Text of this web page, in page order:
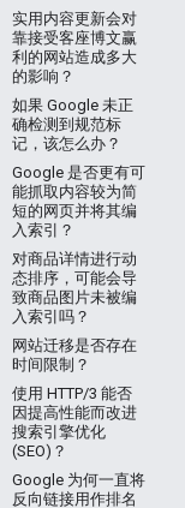
实用内容更新会对
靠接受客座博文赢
利的网站造成多大
的影响？
如果 Google 未正
确检测到规范标
记，该怎么办？
Google 是否更有可
能抓取内容较为简
短的网页并将其编
入索引？
对商品详情进行动
态排序，可能会导
致商品图片未被编
入索引吗？
网站迁移是否存在
时间限制？
使用 HTTP/3 能否
因提高性能而改进
搜索引擎优化
(SEO)？
Google 为何一直将
反向链接用作排名